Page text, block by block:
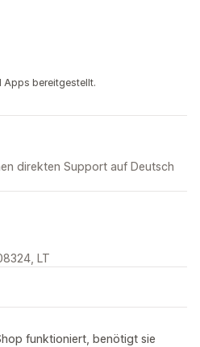
Apps bereitgestellt.
direkten Support auf Deutsch
LT
funktioniert, benötigt sie